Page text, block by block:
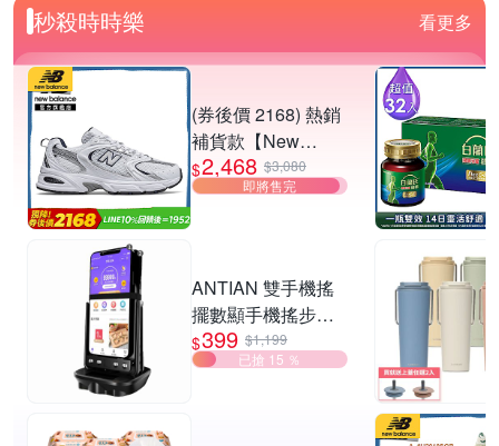
秒殺時時樂 看更多
(券後價 2168) 熱銷
補貨款【New
Balance】復古運動
鞋_中性_白銀
$2,468 $3,080
即將售完
ANTIAN 雙手機搖
擺數顯手機搖步機
靜音自動計步器 搖
步器 刷步數神器 搖
$399 $1,199
已搶 15 ％